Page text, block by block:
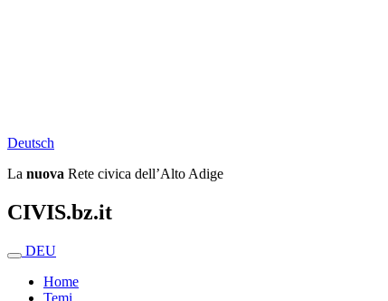
Deutsch
La nuova Rete civica dell’Alto Adige
CIVIS.bz.it
DEU
Home